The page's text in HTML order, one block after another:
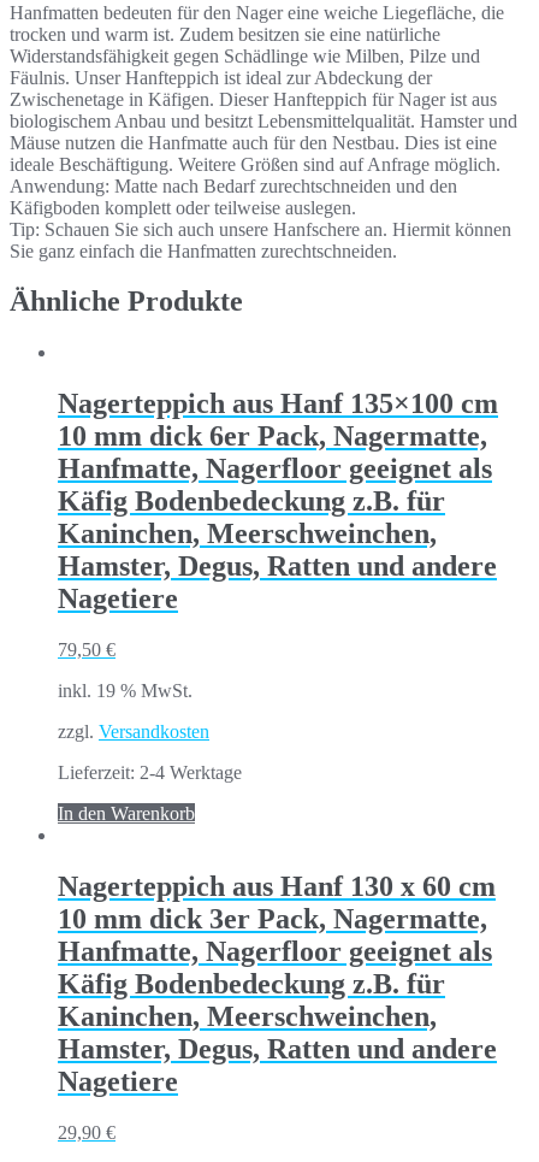
Hanfmatten bedeuten für den Nager eine weiche Liegefläche, die
trocken und warm ist. Zudem besitzen sie eine natürliche
Widerstandsfähigkeit gegen Schädlinge wie Milben, Pilze und
Fäulnis. Unser Hanfteppich ist ideal zur Abdeckung der
Zwischenetage in Käfigen. Dieser Hanfteppich für Nager ist aus
biologischem Anbau und besitzt Lebensmittelqualität. Hamster und
Mäuse nutzen die Hanfmatte auch für den Nestbau. Dies ist eine
ideale Beschäftigung. Weitere Größen sind auf Anfrage möglich.
Anwendung: Matte nach Bedarf zurechtschneiden und den
Käfigboden komplett oder teilweise auslegen.
Tip: Schauen Sie sich auch unsere Hanfschere an. Hiermit können
Sie ganz einfach die Hanfmatten zurechtschneiden.
Ähnliche Produkte
Nagerteppich aus Hanf 135×100 cm
10 mm dick 6er Pack, Nagermatte,
Hanfmatte, Nagerfloor geeignet als
Käfig Bodenbedeckung z.B. für
Kaninchen, Meerschweinchen,
Hamster, Degus, Ratten und andere
Nagetiere
79,50 €
inkl. 19 % MwSt.
zzgl. Versandkosten
Lieferzeit: 2-4 Werktage
In den Warenkorb
Nagerteppich aus Hanf 130 x 60 cm
10 mm dick 3er Pack, Nagermatte,
Hanfmatte, Nagerfloor geeignet als
Käfig Bodenbedeckung z.B. für
Kaninchen, Meerschweinchen,
Hamster, Degus, Ratten und andere
Nagetiere
29,90 €